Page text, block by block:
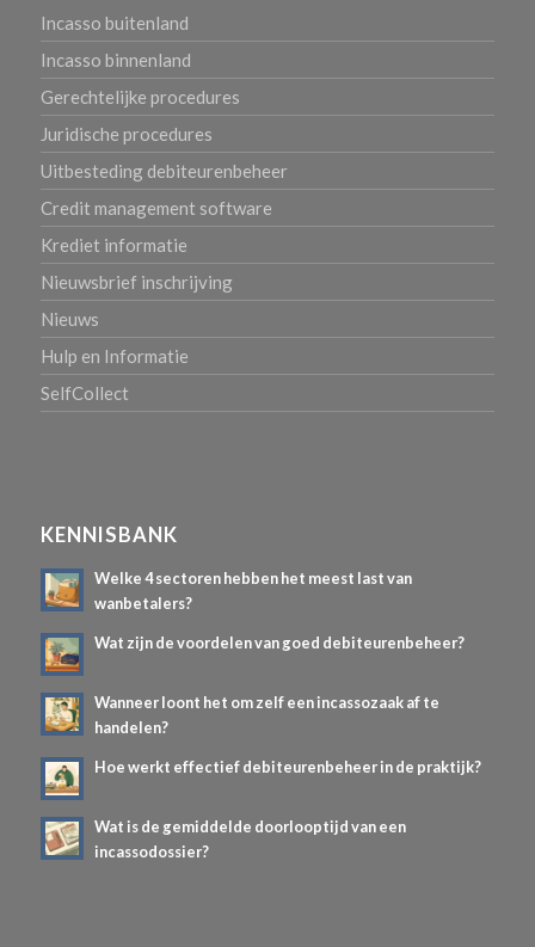
Incasso buitenland
Incasso binnenland
Gerechtelijke procedures
Juridische procedures
Uitbesteding debiteurenbeheer
Credit management software
Krediet informatie
Nieuwsbrief inschrijving
Nieuws
Hulp en Informatie
SelfCollect
KENNISBANK
Welke 4 sectoren hebben het meest last van
wanbetalers?
Wat zijn de voordelen van goed debiteurenbeheer?
Wanneer loont het om zelf een incassozaak af te
handelen?
Hoe werkt effectief debiteurenbeheer in de praktijk?
Wat is de gemiddelde doorlooptijd van een
incassodossier?